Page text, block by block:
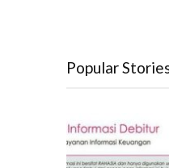
Popular